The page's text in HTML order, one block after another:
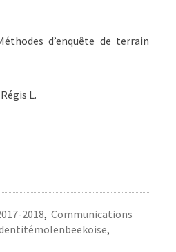
d’enquête de terrain
L.
2018, Communications
,